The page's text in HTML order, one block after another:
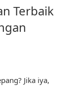
Terbaik
Jika iya,